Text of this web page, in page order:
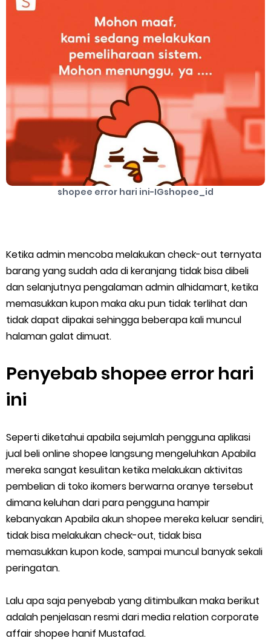
DNS Server Gojek Driver Terbaru 2026: Panduan Lengkap DNS
Server Gojek Terbaru dan IP Server GoPartner Gojek
Internet of Things (IoT): Pengertian, Cara Kerja, Manfaat,
Contoh Penerapan, hingga Masa Depannya
Friday, 7 August
shopee error hari ini-IGshopee_id
Ketika admin mencoba melakukan check-out ternyata
barang yang sudah ada di keranjang tidak bisa dibeli
dan selanjutnya pengalaman admin alhidamart, ketika
memasukkan kupon maka aku pun tidak terlihat dan
tidak dapat dipakai sehingga beberapa kali muncul
halaman galat dimuat.
Penyebab shopee error hari
ini
Seperti diketahui apabila sejumlah pengguna aplikasi
jual beli online shopee langsung mengeluhkan Apabila
mereka sangat kesulitan ketika melakukan aktivitas
pembelian di toko ikomers berwarna oranye tersebut
dimana keluhan dari para pengguna hampir
kebanyakan Apabila akun shopee mereka keluar sendiri,
tidak bisa melakukan check-out, tidak bisa
memasukkan kupon kode, sampai muncul banyak sekali
peringatan.
Lalu apa saja penyebab yang ditimbulkan maka berikut
adalah penjelasan resmi dari media relation corporate
affair shopee hanif Mustafad.